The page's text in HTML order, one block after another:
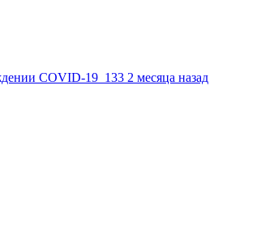
COVID-19 133 2 месяца назад